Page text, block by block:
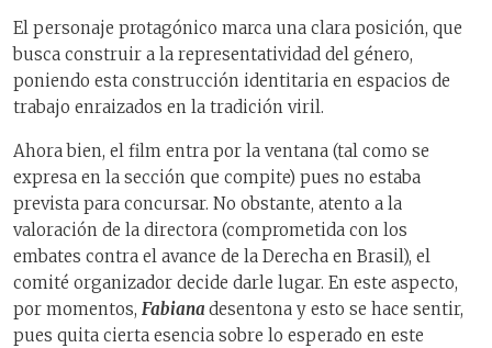
El personaje protagónico marca una clara posición, que
busca construir a la representatividad del género,
poniendo esta construcción identitaria en espacios de
trabajo enraizados en la tradición viril.
Ahora bien, el film entra por la ventana (tal como se
expresa en la sección que compite) pues no estaba
prevista para concursar. No obstante, atento a la
valoración de la directora (comprometida con los
embates contra el avance de la Derecha en Brasil), el
comité organizador decide darle lugar. En este aspecto,
por momentos, Fabiana desentona y esto se hace sentir,
pues quita cierta esencia sobre lo esperado en este